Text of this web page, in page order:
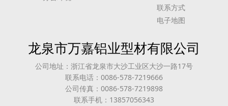
联系方式
电子地图
龙泉市万嘉铝业型材有限公司
公司地址：浙江省龙泉市大沙工业区大沙一路17号
联系电话：0086-578-7219666
公司传真：0086-578-7219898
联系手机：13857056343